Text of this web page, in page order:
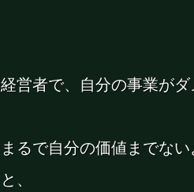
経営者で、自分の事業がダ
まるで自分の価値までな
と、